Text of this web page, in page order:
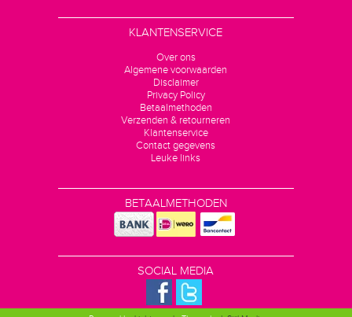
KLANTENSERVICE
Over ons
Algemene voorwaarden
Disclaimer
Privacy Policy
Betaalmethoden
Verzenden & retourneren
Klantenservice
Contact gegevens
Leuke links
BETAALMETHODEN
SOCIAL MEDIA